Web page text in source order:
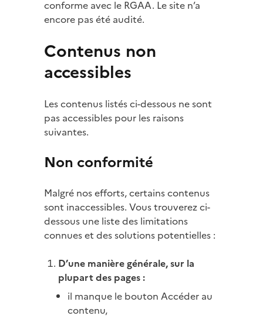
conforme avec le RGAA. Le site n’a
encore pas été audité.
Contenus non
accessibles
Les contenus listés ci-dessous ne sont
pas accessibles pour les raisons
suivantes.
Non conformité
Malgré nos efforts, certains contenus
sont inaccessibles. Vous trouverez ci-
dessous une liste des limitations
connues et des solutions potentielles :
D’une manière générale, sur la
plupart des pages :
il manque le bouton Accéder au
contenu,